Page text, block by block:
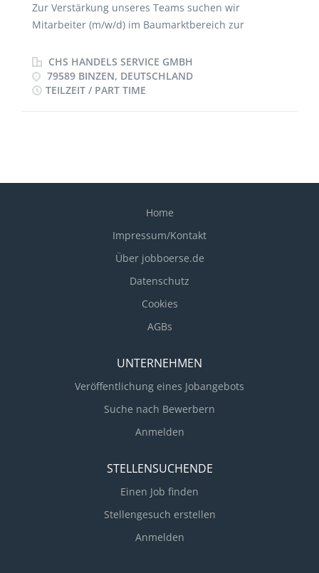
Zur Verstärkung unseres Teams suchen wir
Mitarbeiter (m/w/d) im Baumarktbereich zur
bieten: • Eine gründliche Einarbeitung • Keine
Schicht- und Wochenendarbeit • Flexibler
Arbeitsbeginn auf Wunsch zwischen 07:00 und 10:00
Warenpräsentation • Zuverlässige Dokumentation
der durchgeführten Arbeiten Was erwarten wir von
• Handwerkliches Geschick • Keine
Führungsverantwortung • PC Grund Kenntnisse •
selbstständiges arbeiten • Auch Quereinsteiger und
Wir freuen uns auf Ihre...
CHS HANDELS SERVICE GMBH
79589 BINZEN, DEUTSCHLAND
TEILZEIT / PART TIME
Home
Impressum/Kontakt
Über jobboerse.de
Datenschutz
Cookies
AGBs
UNTERNEHMEN
Veröffentlichung eines Jobangebots
Suche nach Bewerbern
Anmelden
STELLENSUCHENDE
Einen Job finden
Stellengesuch erstellen
Anmelden